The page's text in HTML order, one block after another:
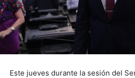
Este jueves durante la sesión del